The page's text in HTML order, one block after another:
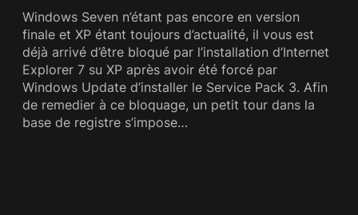
Windows Seven n’étant pas encore en version
finale et XP étant toujours d’actualité, il vous est
déjà arrivé d’être bloqué par l’installation d’Internet
Explorer 7 su XP après avoir été forcé par
Windows Update d’installer le Service Pack 3. Afin
de remedier à ce bloquage, un petit tour dans la
base de registre s’impose…